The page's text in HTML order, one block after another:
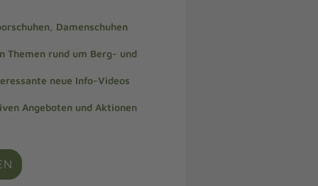
Damenschuhen
Themen rund um Berg- und
neue Info-Videos
Angeboten und Aktionen